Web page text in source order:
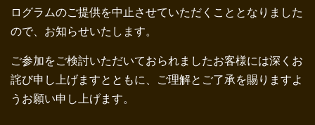
ログラムのご提供を中止させていただくこととなりました
ので、お知らせいたします。
ご参加をご検討いただいておられましたお客様には深くお
詫び申し上げますとともに、ご理解とご了承を賜りますよ
うお願い申し上げます。